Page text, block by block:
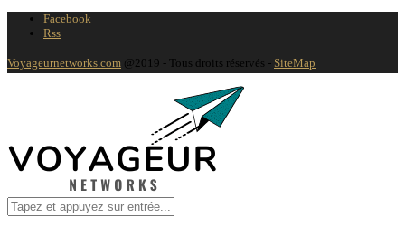
Facebook
Rss
Voyageurnetworks.com @2019 - Tous droits réservés - SiteMap